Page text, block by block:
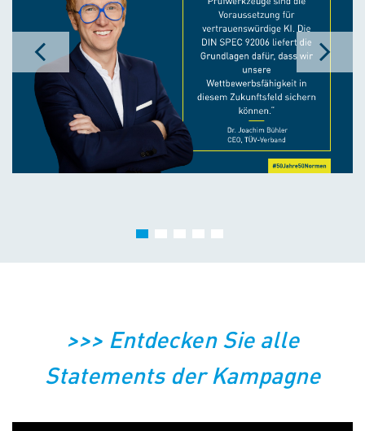
>>> Entdecken Sie alle
Statements der Kampagne